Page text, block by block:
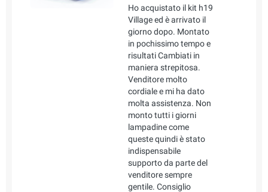
Ho acquistato il kit h19
Village ed è arrivato il
giorno dopo. Montato
in pochissimo tempo e
risultati Cambiati in
maniera strepitosa.
Venditore molto
cordiale e mi ha dato
molta assistenza. Non
monto tutti i giorni
lampadine come
queste quindi è stato
indispensabile
supporto da parte del
venditore sempre
gentile. Consiglio